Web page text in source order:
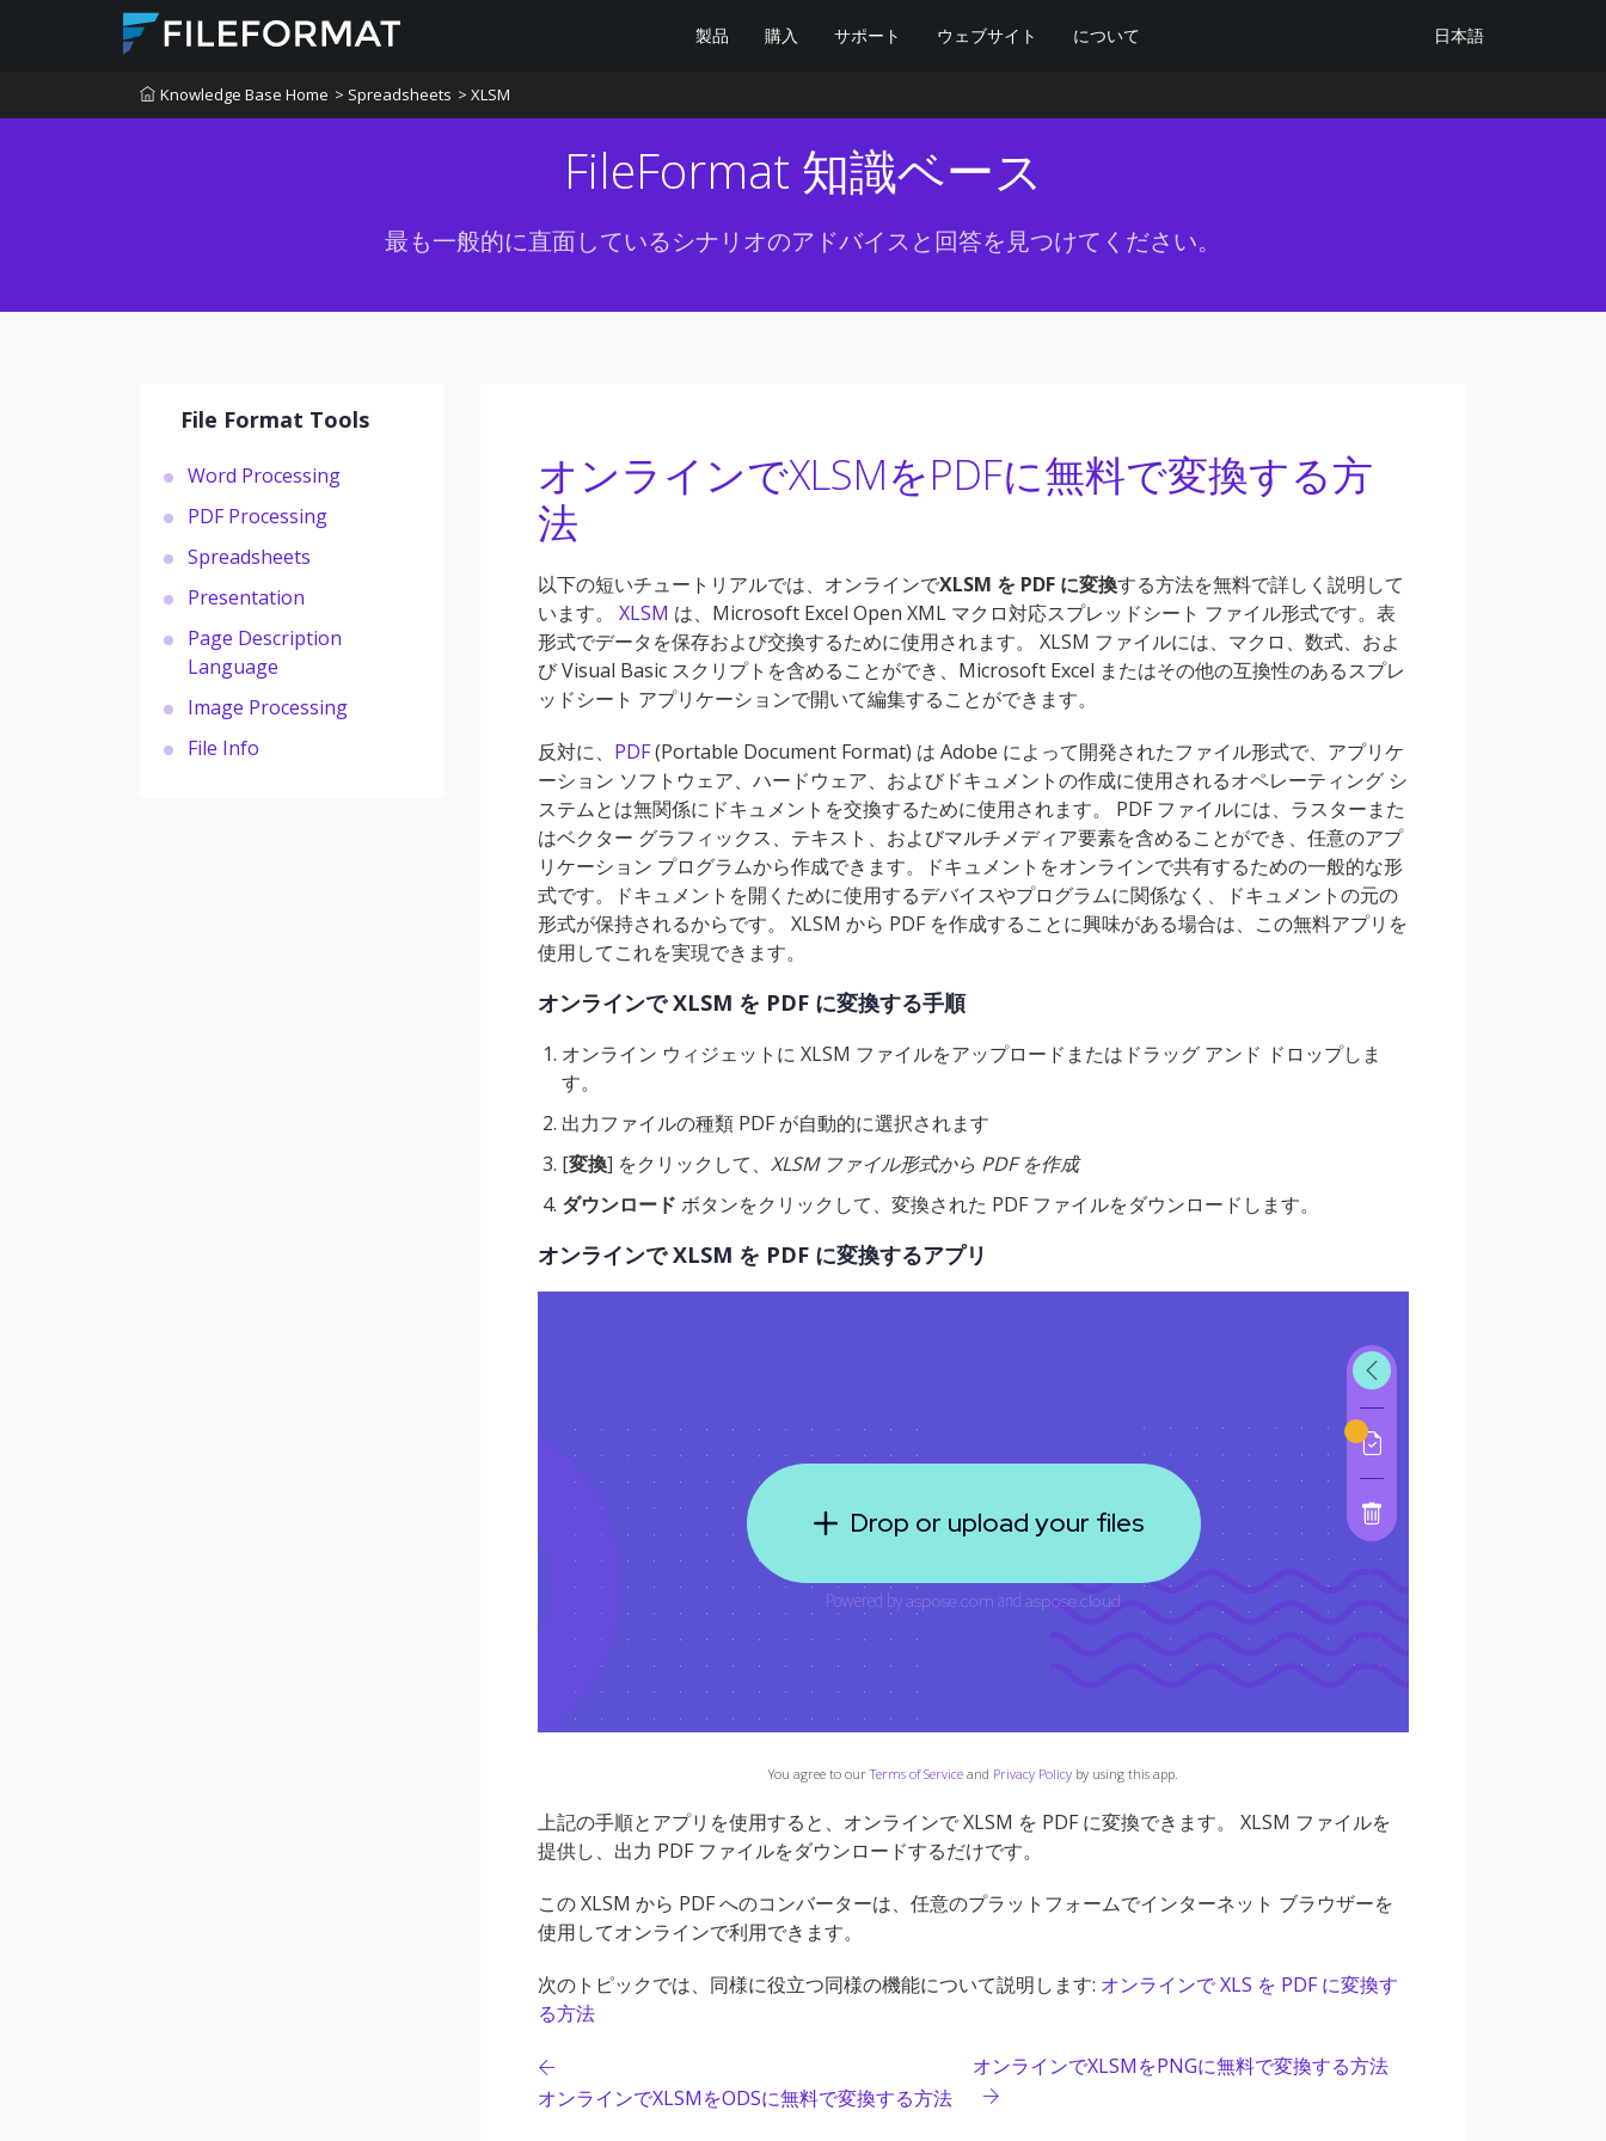
製品 購入 サポート ウェブサイト について 日本語
Knowledge Base Home > Spreadsheets > XLSM
FileFormat 知識ベース
最も一般的に直面しているシナリオのアドバイスと回答を見つけてください。
File Format Tools
Word Processing
PDF Processing
Spreadsheets
Presentation
Page Description
Language
Image Processing
File Info
オンラインでXLSMをPDFに無料で変換する方
法
以下の短いチュートリアルでは、オンラインでXLSM を PDF に変換する方法を無料で詳しく説明して
います。 XLSM は、Microsoft Excel Open XML マクロ対応スプレッドシート ファイル形式です。表
形式でデータを保存および交換するために使用されます。 XLSM ファイルには、マクロ、数式、およ
び Visual Basic スクリプトを含めることができ、Microsoft Excel またはその他の互換性のあるスプレ
ッドシート アプリケーションで開いて編集することができます。
反対に、 PDF(Portable Document Format) は Adobe によって開発されたファイル形式で、アプリケ
ーション ソフトウェア、ハードウェア、およびドキュメントの作成に使用されるオペレーティング シ
ステムとは無関係にドキュメントを交換するために使用されます。 PDF ファイルには、ラスターまた
はベクター グラフィックス、テキスト、およびマルチメディア要素を含めることができ、任意のアプ
リケーション プログラムから作成できます。ドキュメントをオンラインで共有するための一般的な形
式です。ドキュメントを開くために使用するデバイスやプログラムに関係なく、ドキュメントの元の
形式が保持されるからです。 XLSM から PDF を作成することに興味がある場合は、この無料アプリを
使用してこれを実現できます。
オンラインで XLSM を PDF に変換する手順
オンライン ウィジェットに XLSM ファイルをアップロードまたはドラッグ アンド ドロップしま
す。
出力ファイルの種類 PDF が自動的に選択されます
[変換] をクリックして、 XLSM ファイル形式から PDF を作成
ダウンロード ボタンをクリックして、変換された PDF ファイルをダウンロードします。
オンラインで XLSM を PDF に変換するアプリ
You agree to ourTerms of Service and Privacy Policy by using this app.
上記の手順とアプリを使用すると、オンラインで XLSM を PDF に変換できます。 XLSM ファイルを
提供し、出力 PDF ファイルをダウンロードするだけです。
この XLSM から PDF へのコンバーターは、任意のプラットフォームでインターネット ブラウザーを
使用してオンラインで利用できます。
次のトピックでは、同様に役立つ同様の機能について説明します: オンラインで XLS を PDF に変換す
る方法
オンラインでXLSMをODSに無料で変換する方法
オンラインでXLSMをPNGに無料で変換する方法